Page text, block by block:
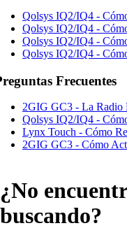
Qolsys IQ2/IQ4 -
Qolsys IQ2/IQ4 -
Qolsys IQ2/IQ4 -
Qolsys IQ2/IQ4 -
Frecuentes
2GIG GC3 - La Radio
Qolsys IQ2/IQ4 -
Lynx Touch - Cómo
2GIG GC3 - Cómo
¿No
buscando?